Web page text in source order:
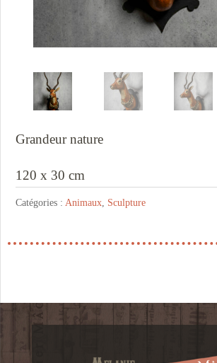
Grandeur nature
120 x 30 cm
Catégories :Animaux, Sculpture